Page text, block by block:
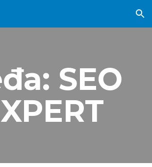
Skip to navigation
SEO